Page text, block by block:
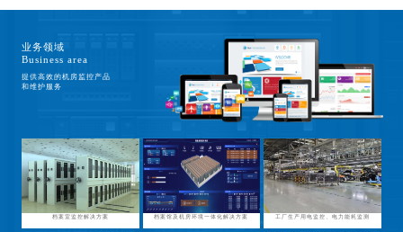
业务领域
Business area
提供高效的机房监控产品
和维护服务
档案室监控解决方案 档案馆及机房环境一体化解决方案 工厂生产用电监控、电力能耗监测